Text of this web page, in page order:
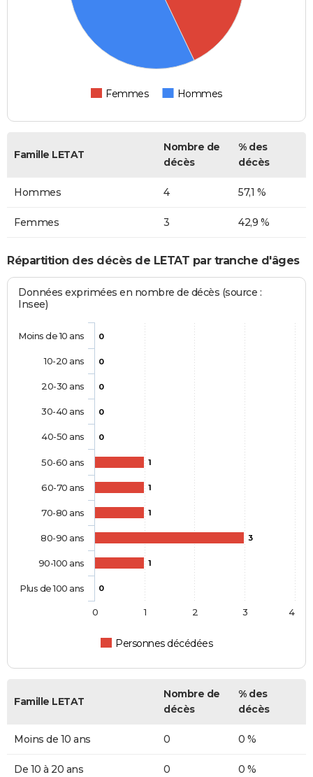
Femmes Hommes
Famille LETAT
Nombre de
décès
% des
décès
Hommes 4 57,1 %
Femmes 3 42,9 %
Répartition des décès de LETAT par tranche d'âges
Données exprimées en nombre de décès (source :
Insee)
0
0
0
0
0
1
1
1
3
1
0
Personnes décédées
Moins de 10 ans
10-20 ans
20-30 ans
30-40 ans
40-50 ans
50-60 ans
60-70 ans
70-80 ans
80-90 ans
90-100 ans
Plus de 100 ans
0 1 2 3 4
Famille LETAT
Nombre de
décès
% des
décès
Moins de 10 ans 0 0 %
De 10 à 20 ans 0 0 %